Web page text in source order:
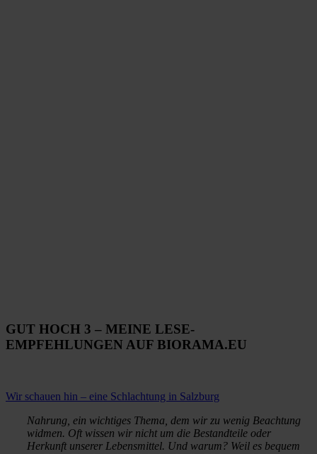
GUT HOCH 3 – MEINE LESE-
EMPFEHLUNGEN AUF BIORAMA.EU
Wir schauen hin – eine Schlachtung in Salzburg
Nahrung, ein wichtiges Thema, dem wir zu wenig Beachtung
widmen. Oft wissen wir nicht um die Bestandteile oder
Herkunft unserer Lebensmittel. Und warum? Weil es bequem